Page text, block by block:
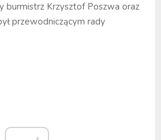
burmistrz Krzysztof Poszwa oraz
przewodniczącym rady